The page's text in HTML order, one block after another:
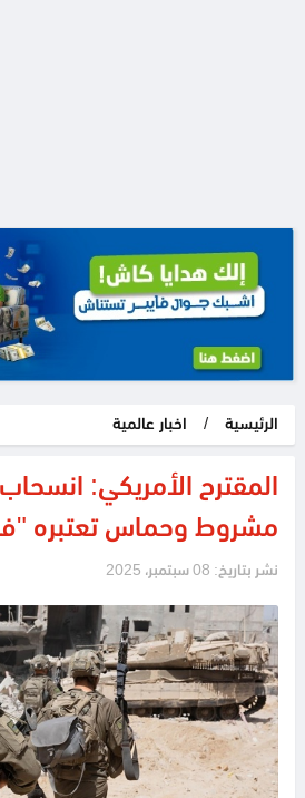
الرئيسية / اخبار عالمية
المقترح الأمريكي:
مشروط وحماس تعتبره
نشر بتاريخ: 08 سبتمبر، 2025